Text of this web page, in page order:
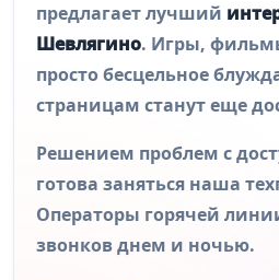
предлагает лучший
Шевлягино. Игры,
просто бесцельное
страницам станут еще
Решением проблем с
готова заняться наша
Операторы горячей
звонков днем и ночью.